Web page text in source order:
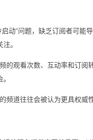
动”问题，缺乏订阅者可能
。
的观看次数、互动率和订
频道往往会被认为更具权威